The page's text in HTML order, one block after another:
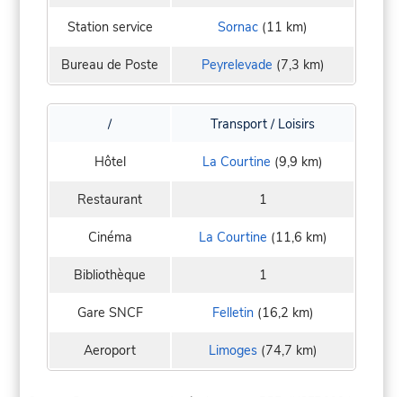
Station service Sornac (11 km)
Bureau de Poste Peyrelevade (7,3 km)
/ Transport / Loisirs
Hôtel La Courtine (9,9 km)
Restaurant 1
Cinéma La Courtine (11,6 km)
Bibliothèque 1
Gare SNCF Felletin(16,2 km)
Aeroport Limoges(74,7 km)